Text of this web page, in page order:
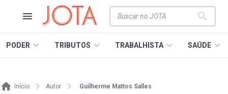
PODER TRIBUTOS TRABALHISTA SAÚDE
Início Autor Guilherme Mattos Salles